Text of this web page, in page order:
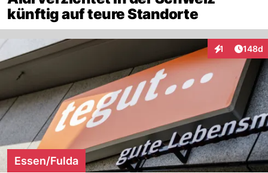
künftig auf teure Standorte
1
Interaktionen
148d
Essen/Fulda